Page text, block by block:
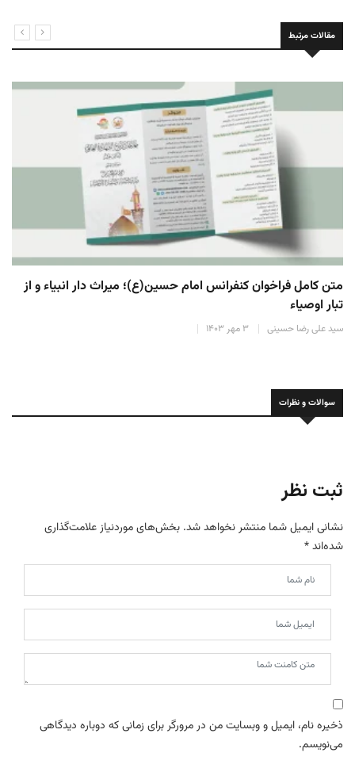
مقالات مرتبط
نصب گنبد جدید حرم امام حسین(ع) به زودی آغاز می‌شود
Tafreshi ۲۰ دی ۱۴۰۲
سوالات و نظرات
ثبت نظر
نشانی ایمیل شما منتشر نخواهد شد. بخش‌های موردنیاز علامت‌گذاری
شده‌اند*
ذخیره نام، ایمیل و وبسایت من در مرورگر برای زمانی که دوباره دیدگاهی
می‌نویسم.